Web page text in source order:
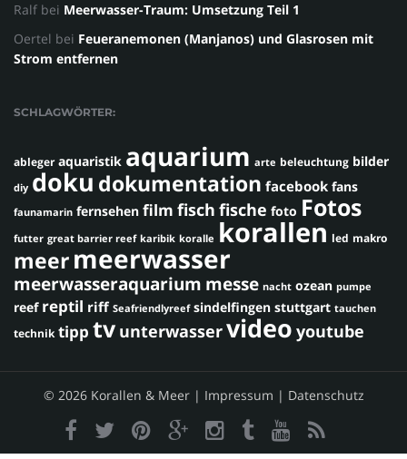
Ralf bei Meerwasser-Traum: Umsetzung Teil 1
Oertel bei Feueranemonen (Manjanos) und Glasrosen mit
Strom entfernen
SCHLAGWÖRTER:
ableger aquaristik aquarium arte beleuchtung bilder
diy doku dokumentation facebook fans
faunamarin fernsehen film fisch fische foto Fotos
futter great barrier reef karibik koralle korallen led makro
meermeerwasser
meerwasseraquarium messe nacht ozean pumpe
reef reptil riff Seafriendlyreef sindelfingen stuttgart tauchen
technik tipp tv unterwasservideo youtube
© 2026 Korallen & Meer | Impressum | Datenschutz